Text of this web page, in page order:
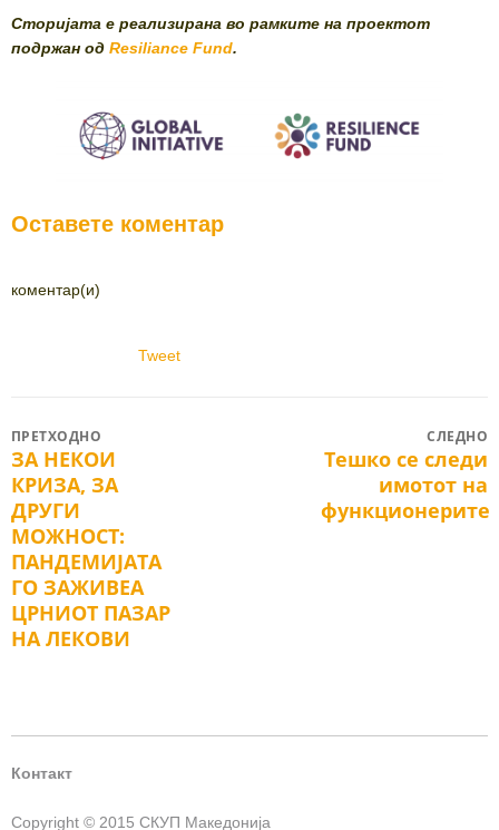
Сторијата е реализирана во рамките на проектот
подржан од Resiliance Fund.
Оставете коментар
коментар(и)
Tweet
Post
navigation
ПРЕТХОДНО
Previous
post:
ЗА НЕКОИ
КРИЗА, ЗА
ДРУГИ
МОЖНОСТ:
ПАНДЕМИЈАТА
ГО ЗАЖИВЕА
ЦРНИОТ ПАЗАР
НА ЛЕКОВИ
СЛЕДНО
Next
Тешко се следи
имотот на
функционерите
Контакт
Copyright © 2015 СКУП Македонија